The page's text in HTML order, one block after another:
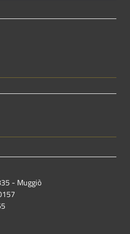
- Muggiò